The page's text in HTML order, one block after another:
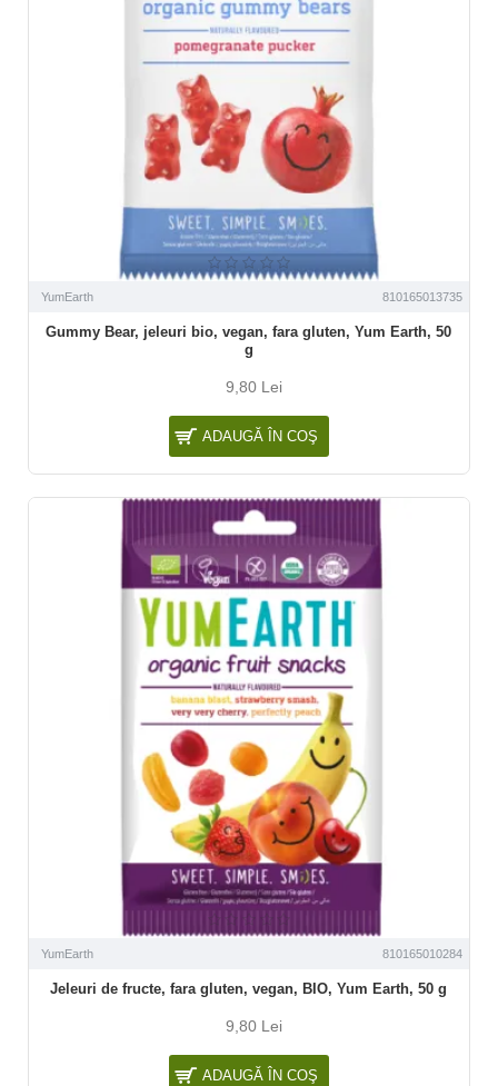
YumEarth 810165013735
Gummy Bear, jeleuri bio, vegan, fara gluten, Yum Earth, 50
g
9,80 Lei
ADAUGĂ ÎN COŞ
YumEarth 810165010284
Jeleuri de fructe, fara gluten, vegan, BIO, Yum Earth, 50 g
9,80 Lei
ADAUGĂ ÎN COŞ